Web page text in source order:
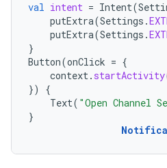
val intent = Intent(
putExtra(Settings .
putExtra(Settings .
}
Button(onClick = {
context. startActivity
})
{
Text( "Open Channel
}